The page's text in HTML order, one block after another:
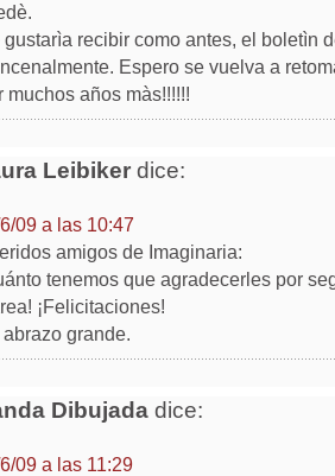
gustarìa recibir como antes, el boletìn
Espero se vuelva a
muchos años màs!!!!!!
Leibikerdice:
09 a las 10:47
amigos de Imaginaria:
tenemos que agradecerles por
¡Felicitaciones!
abrazo grande.
Dibujadadice:
09 a las 11:29